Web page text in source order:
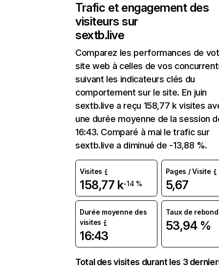
Trafic et engagement des
visiteurs sur
sextb.live
Comparez les performances de
site web à celles de vos
suivant les indicateurs clés du
comportement sur le site. En juin
sextb.live a reçu 158,77 k visites
une durée moyenne de la session
16:43. Comparé à mai le trafic sur
sextb.live a diminué de -13,88 %.
Visites
158,77 k-14 %
Pages / Visite
5,67
Durée moyenne des
visites
16:43
Taux de rebond
53,94 %
Total des visites durant les 3